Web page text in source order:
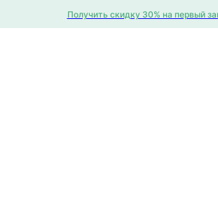
Получить скидку 30% на первый